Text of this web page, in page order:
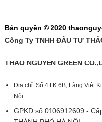
Bản quyền © 2020
Công Ty TNHH ĐẦU TƯ
THAO NGUYEN GREEN
Địa chỉ: Số 4 LK 6B, Làng Việt
Nội.
GPKD số 0106912609 -